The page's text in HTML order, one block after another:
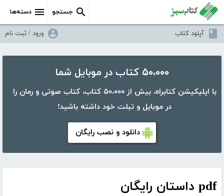
دسته‌ها جستجو
آپلود کتاب ورود / ثبت نام
۵۰،۰۰۰ کتاب در موبایل شما
با اپلیکیشن کتابراه، بیش از ۵۰،۰۰۰ کتاب، کتاب صوتی و رمان را
در موبایل و تبلت خود داشته باشید!
دانلود و نصب رایگان
pdf داستان رایگان